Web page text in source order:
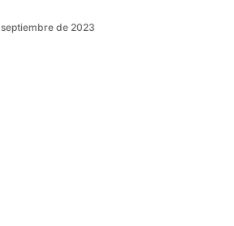
de 2023